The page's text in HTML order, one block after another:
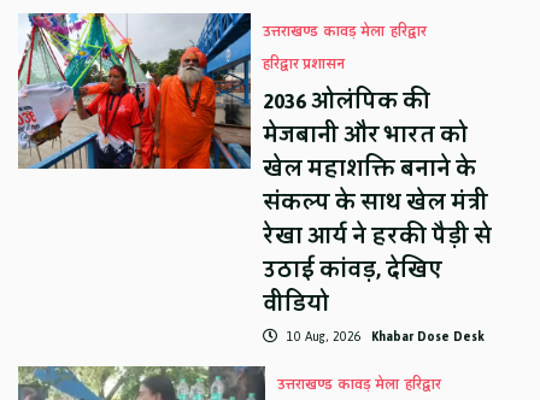
उत्तराखण्ड कावड़ मेला हरिद्वार
हरिद्वार प्रशासन
2036 ओलंपिक की
मेजबानी और भारत को
खेल महाशक्ति बनाने के
संकल्प के साथ खेल मंत्री
रेखा आर्य ने हरकी पैड़ी से
उठाई कांवड़, देखिए
वीडियो
10 Aug, 2026 Khabar Dose Desk
उत्तराखण्ड कावड़ मेला हरिद्वार